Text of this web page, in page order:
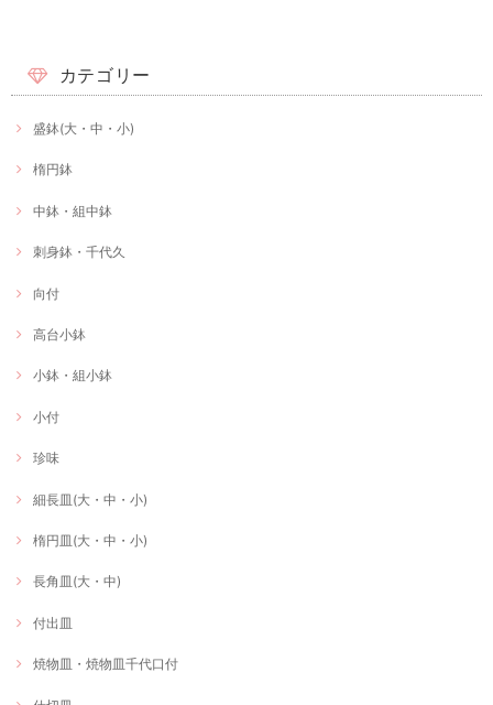
カテゴリー
盛鉢(大・中・小)
楕円鉢
中鉢・組中鉢
刺身鉢・千代久
向付
高台小鉢
小鉢・組小鉢
小付
珍味
細長皿(大・中・小)
楕円皿(大・中・小)
長角皿(大・中)
付出皿
焼物皿・焼物皿千代口付